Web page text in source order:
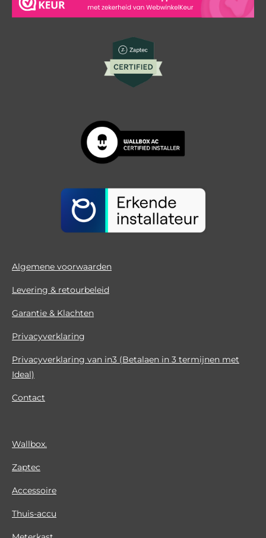
Algemene voorwaarden
Levering & retourbeleid
Garantie & Klachten
Privacyverklaring
Privacyverklaring van in3 (Betalaen in 3 termijnen met
Ideal)
Contact
Wallbox.
Zaptec
Accessoire
Thuis-accu